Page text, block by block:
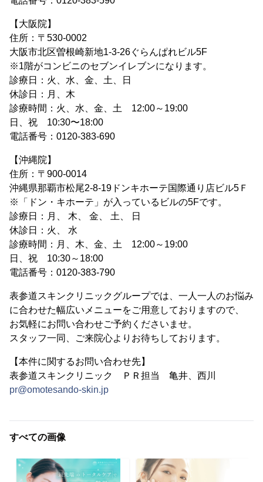
【大阪院】
住所：〒530-0002
大阪市北区曽根崎新地1-3-26ぐらんぱれビル5F
※1階がコンビニのセブンイレブンになります。
診療日：火、水、金、土、日
休診日：月、木
診療時間：火、水、金、土 12:00～19:00
日、祝 10:30〜18:00
電話番号：0120-383-690
【沖縄院】
住所：〒900-0014
沖縄県那覇市松尾2-8-19ドンキホーテ国際通り店ビル5Ｆ
※「ドン・キホーテ」が入っているビルの5Fです。
診療日：月、 木、 金、 土、 日
休診日：火、 水
診療時間：月、木、金、土 12:00～19:00
日、祝 10:30～18:00
電話番号：0120-383-790
表参道スキンクリニックグループでは、一人一人のお悩み
に合わせた幅広いメニューをご用意しておりますので、
お気軽にお問い合わせご予約くださいませ。
スタッフ一同、ご来院心よりお待ちしております。
【本件に関するお問い合わせ先】
表参道スキンクリニック ＰＲ担当 亀井、西川
pr@omotesando-skin.jp
すべての画像